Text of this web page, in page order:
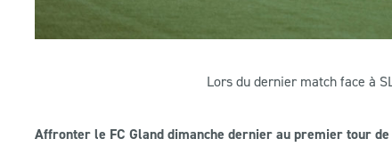
Lors du dernier match face à
Affronter le FC Gland dimanche dernier au premier tour